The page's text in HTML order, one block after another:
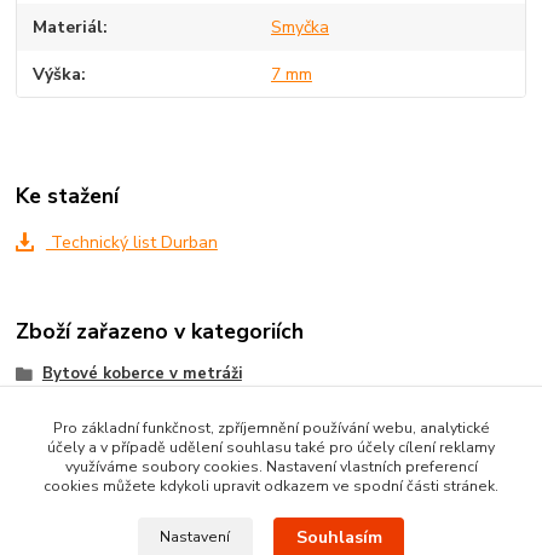
Materiál Smyčka
Výška 7 mm
Ke stažení
Technický list Durban
Zboží zařazeno v kategoriích
Bytové koberce v metráži
SMYČKOVÉ koberce metráž
Pro základní funkčnost, zpříjemnění používání webu, analytické
účely a v případě udělení souhlasu také pro účely cílení reklamy
využíváme soubory cookies. Nastavení vlastních preferencí
cookies můžete kdykoli upravit odkazem ve spodní části stránek.
Nastavení Souhlasím